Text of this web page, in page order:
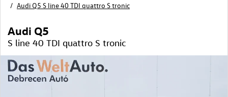
Audi Q5 S line 40 TDI quattro S tronic
Audi Q5
S line 40 TDI quattro S tronic